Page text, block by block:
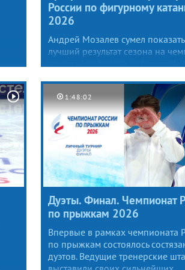
России по фигурному
2026
Андрей Мозалев сумел
лучший результат сезона на
на четверной флип, с которым
мировое первенство среди
2020. Выехать прыжок не
с учетом всех допущенных
Андрей заработал итоговые
балла — это лучший результат
группе.
1:48:02
Дуэты. Финал. Чемпионат
по прыжкам 2026
Впервые в рамках чемпионата
по прыжкам состоялось
дуэтов. Ведущие тренерские